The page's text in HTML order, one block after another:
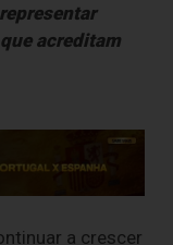
acreditam
a crescer